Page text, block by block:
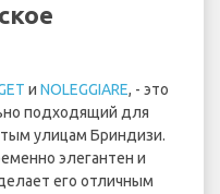
и NOLEGGIARE, - это
подходящий для
улицам Бриндизи.
элегантен и
его отличным